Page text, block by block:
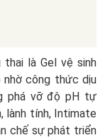
là Gel vệ sinh
công thức dịu
phá vỡ độ pH tự
lành tính, Intimate
chế sự phát triển